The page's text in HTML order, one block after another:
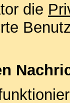
die